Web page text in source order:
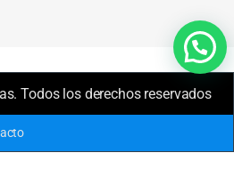
Todos los derechos reservados